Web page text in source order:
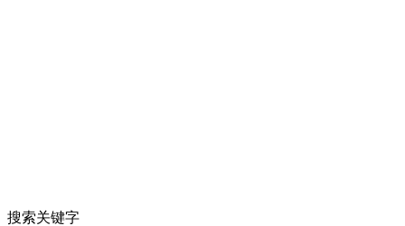
搜索关键字